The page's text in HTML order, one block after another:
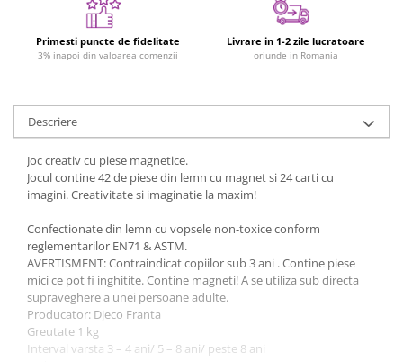
Jucarii cu alfabet
Jucarii cu cifre
Jucarii de motricitate
Jucarii fructe si legume
Puzzle-uri
Puzzle clasic
Puzzle de podea
IQ puzzle
Jucarii bebelusi
Jucarii de baie
Zornaitoare
Primesti puncte de fidelitate
3% inapoi din valoarea comenzii
Livrare in 1-2 zile lucratoare
oriunde in Romania
Descriere
Joc creativ cu piese magnetice.
Jocul contine 42 de piese din lemn cu magnet si 24 carti cu
imagini. Creativitate si imaginatie la maxim!
Confectionate din lemn cu vopsele non-toxice conform
reglementarilor EN71 & ASTM.
AVERTISMENT: Contraindicat copiilor sub 3 ani . Contine piese
mici ce pot fi inghitite. Contine magneti! A se utiliza sub directa
supraveghere a unei persoane adulte.
Producator: Djeco Franta
Greutate 1 kg
Interval varsta 3 – 4 ani/ 5 – 8 ani/ peste 8 ani